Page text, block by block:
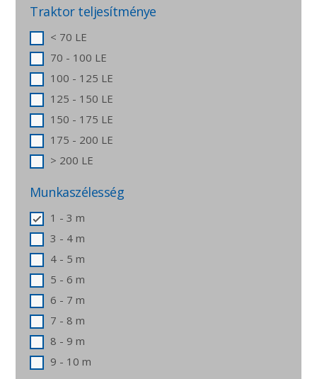
Traktor teljesítménye
< 70 LE
70 - 100 LE
100 - 125 LE
125 - 150 LE
150 - 175 LE
175 - 200 LE
> 200 LE
Munkaszélesség
1 - 3 m
3 - 4 m
4 - 5 m
5 - 6 m
6 - 7 m
7 - 8 m
8 - 9 m
9 - 10 m